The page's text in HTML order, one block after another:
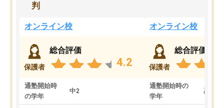
判
オンライン校
保護者
総合評価
4.2
通塾開始時
の学年
中2
オンライン校
保護者
総合評価
通塾開始時の
学年
高3